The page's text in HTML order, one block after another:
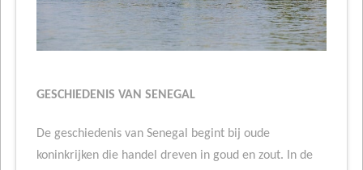
GESCHIEDENIS VAN SENEGAL
De geschiedenis van Senegal begint bij oude
koninkrijken die handel dreven in goud en zout. In de